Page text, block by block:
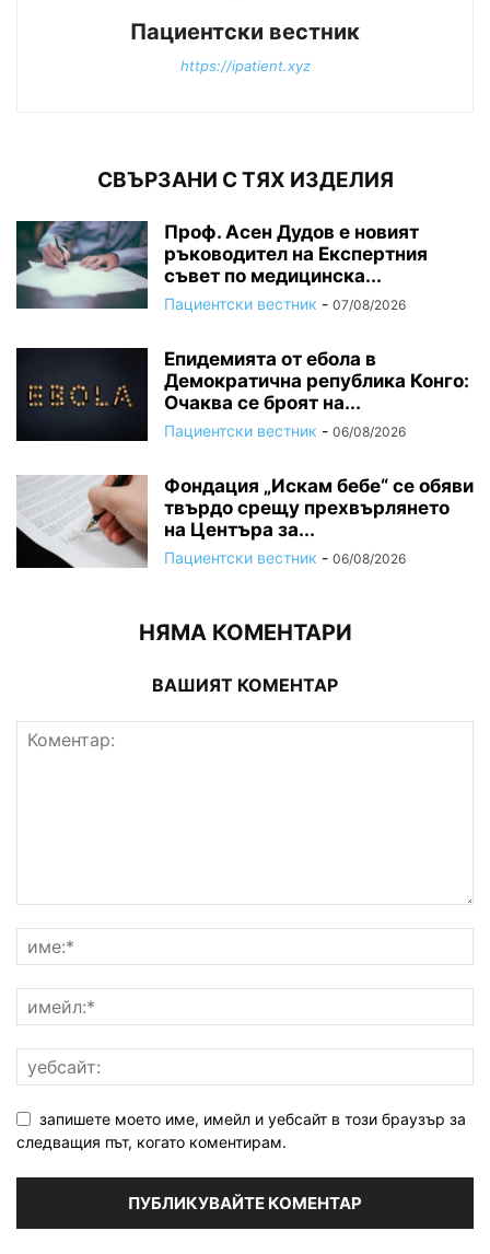
Пациентски вестник
https://ipatient.xyz
СВЪРЗАНИ С ТЯХ ИЗДЕЛИЯ
Проф. Асен Дудов е новият
ръководител на Експертния
съвет по медицинска...
Пациентски вестник - 07/08/2026
Епидемията от ебола в
Демократична република Конго:
Очаква се броят на...
Пациентски вестник - 06/08/2026
Фондация „Искам бебе“ се обяви
твърдо срещу прехвърлянето
на Центъра за...
Пациентски вестник - 06/08/2026
НЯМА КОМЕНТАРИ
ВАШИЯТ КОМЕНТАР
запишете моето име, имейл и уебсайт в този браузър за
следващия път, когато коментирам.